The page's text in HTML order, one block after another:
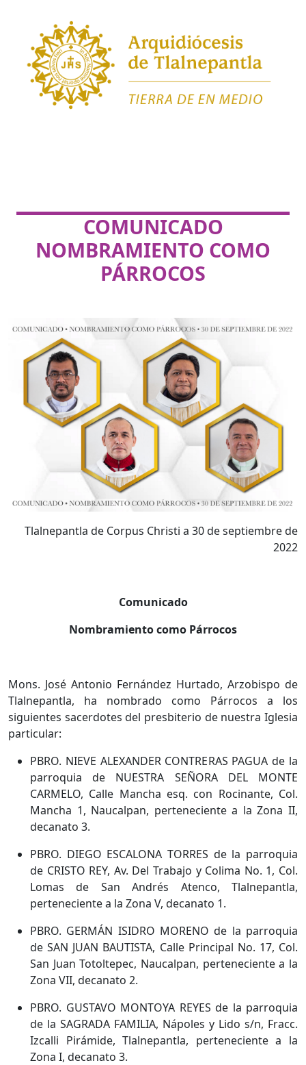
COMUNICADO
NOMBRAMIENTO COMO
PÁRROCOS
Tlalnepantla de Corpus Christi a 30 de septiembre de
2022
Comunicado
Nombramiento como Párrocos
Mons. José Antonio Fernández Hurtado, Arzobispo de
Tlalnepantla, ha nombrado como Párrocos a los
siguientes sacerdotes del presbiterio de nuestra Iglesia
particular:
PBRO. NIEVE ALEXANDER CONTRERAS PAGUA de la
parroquia de NUESTRA SEÑORA DEL MONTE
CARMELO, Calle Mancha esq. con Rocinante, Col.
Mancha 1, Naucalpan, perteneciente a la Zona II,
decanato 3.
PBRO. DIEGO ESCALONA TORRES de la parroquia
de CRISTO REY, Av. Del Trabajo y Colima No. 1, Col.
Lomas de San Andrés Atenco, Tlalnepantla,
perteneciente a la Zona V, decanato 1.
PBRO. GERMÁN ISIDRO MORENO de la parroquia
de SAN JUAN BAUTISTA, Calle Principal No. 17, Col.
San Juan Totoltepec, Naucalpan, perteneciente a la
Zona VII, decanato 2.
PBRO. GUSTAVO MONTOYA REYES de la parroquia
de la SAGRADA FAMILIA, Nápoles y Lido s/n, Fracc.
Izcalli Pirámide, Tlalnepantla, perteneciente a la
Zona I, decanato 3.